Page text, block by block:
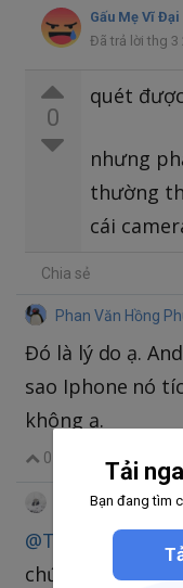
Gấu Mẹ Vĩ Đại
Đã trả lời thg 3
0
quét
nhưng
thường
cái
Chia sẻ
Phan Văn Hồng
Đó là lý do ạ.
sao Iphone nó
không ạ.
0 Trả lời
Tran Minh Nhat
@T-REX
hay do
chứ đã có app
Tải
Bạn đang tìm